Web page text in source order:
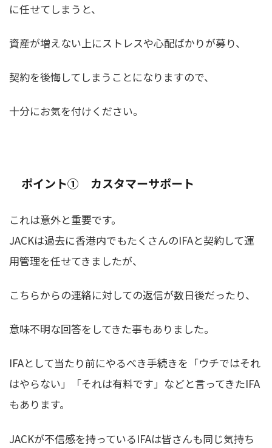
に任せてしまうと、
資産が増えない上にストレスや心配ばかりが募り、
契約を後悔してしまうことになりますので、
十分にお気を付けください。
ポイント① カスタマーサポート
これは意外と重要です。
JACKは過去に香港内でもたくさんのIFAと契約して運
用管理を任せてきましたが、
こちらからの連絡に対しての返信が数日後だったり、
意味不明な回答をしてきた事もありました。
IFAとして当たり前にやるべき手続きを「ウチではそれ
はやらない」「それは有料です」などと言ってきたIFA
もあります。
JACKが不信感を持っているIFAは皆さんも同じ気持ち